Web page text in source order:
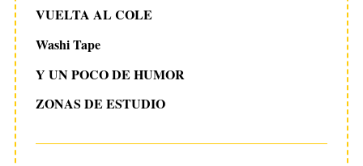
VUELTA AL COLE
Washi Tape
Y UN POCO DE HUMOR
ZONAS DE ESTUDIO